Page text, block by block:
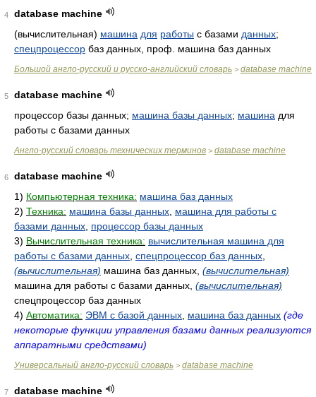
4
database machine
(вычислительная) машина для работы с базами данных;
спецпроцессор баз данных, проф. машина баз данных
Большой англо-русский и русско-английский словарь > database machine
5
database machine
процессор базы данных; машина базы данных; машина для
работы с базами данных
Англо-русский словарь технических терминов > database machine
6
database machine
1) Компьютерная техника: машина баз данных
2) Техника: машина базы данных машина для работы с
базами данных процессор базы данных
3) Вычислительная техника: вычислительная машина для
работы с базами данных спецпроцессор баз данных
(вычислительная) машина баз данных, (вычислительная)
машина для работы с базами данных, (вычислительная)
спецпроцессор баз данных
4) Автоматика: ЭВМ с базой данных машина баз данных (где
некоторые функции управления базами данных реализуются
аппаратными средствами)
Универсальный англо-русский словарь > database machine
7
database machine